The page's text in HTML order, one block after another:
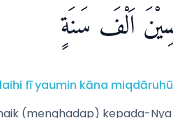
اَلْفَ سَنَةٍۚ
fī yaumin kāna
(menghadap) kepada-